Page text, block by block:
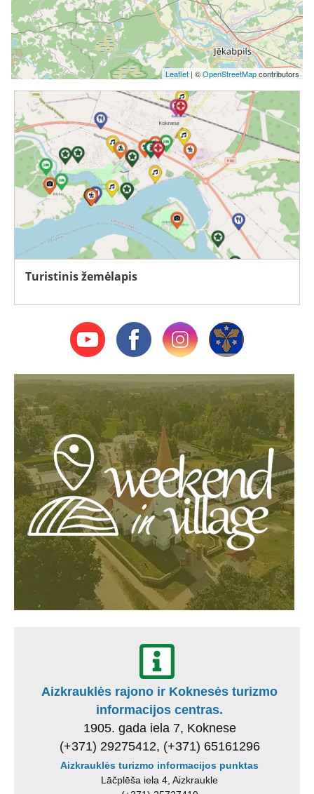
Leaflet | ©OpenStreetMapcontributors
Turistinis žemėlapis
Aizkrauklės rajono ir Koknesės turizmo
informacijos centras.
1905. gada iela 7, Koknese
(+371) 29275412, (+371) 65161296
Aizkrauklės turizmo informacijos punktas
Lāčplēša iela 4, Aizkraukle